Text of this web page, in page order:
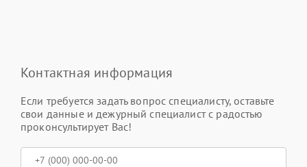
Контактная информация
Если требуется задать вопрос специалисту, оставьте
свои данные и дежурный специалист с радостью
проконсультирует Вас!